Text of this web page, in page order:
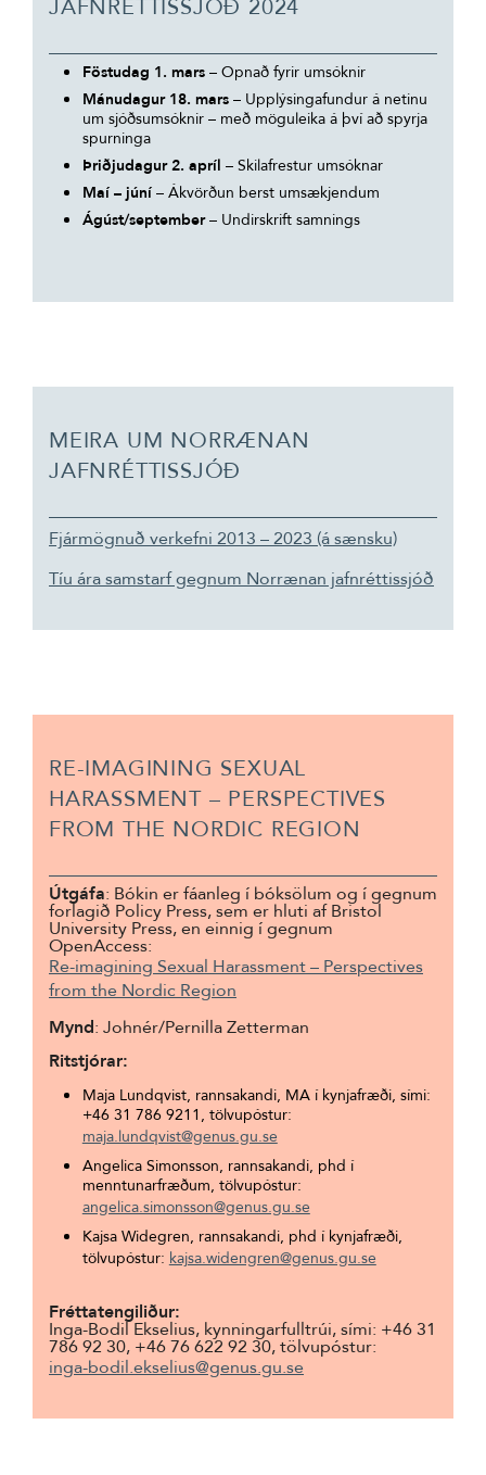
JAFNRÉTTISSJÓÐ 2024
Föstudag 1. mars– Opnað fyrir umsóknir
Mánudagur 18. mars– Upplýsingafundur á netinu
um sjóðsumsóknir – með möguleika á því að spyrja
spurninga
Þriðjudagur 2. apríl – Skilafrestur umsóknar
Maí – júní– Ákvörðun berst umsækjendum
Ágúst/september– Undirskrift samnings
MEIRA UM NORRÆNAN
JAFNRÉTTISSJÓÐ
Fjármögnuð verkefni 2013 – 2023 (á sænsku)
Tíu ára samstarf gegnum Norrænan jafnréttissjóð
RE-IMAGINING SEXUAL
HARASSMENT – PERSPECTIVES
FROM THE NORDIC REGION
Útgáfa: Bókin er fáanleg í bóksölum og í gegnum
forlagið Policy Press, sem er hluti af Bristol
University Press, en einnig í gegnum
OpenAccess:
Re-imagining Sexual Harassment – Perspectives
from the Nordic Region
Mynd: Johnér/Pernilla Zetterman
Ritstjórar:
Maja Lundqvist, rannsakandi, MA í kynjafræði, sími:
+46 31 786 9211, tölvupóstur:
maja.lundqvist@genus.gu.se
Angelica Simonsson, rannsakandi, phd í
menntunarfræðum, tölvupóstur:
angelica.simonsson@genus.gu.se
Kajsa Widegren, rannsakandi, phd í kynjafræði,
tölvupóstur: kajsa.widengren@genus.gu.se
Fréttatengiliður:
Inga-Bodil Ekselius, kynningarfulltrúi, sími: +46 31
786 92 30, +46 76 622 92 30, tölvupóstur:
inga-bodil.ekselius@genus.gu.se